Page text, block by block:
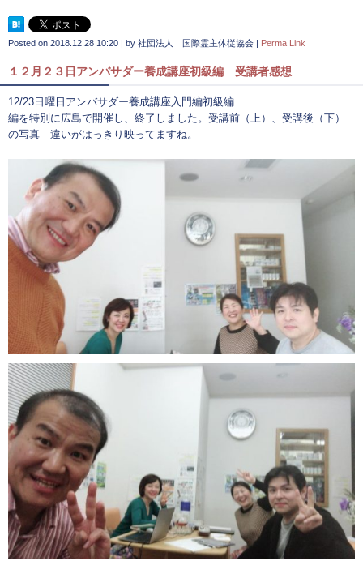
Posted on 2018.12.28 10:20 by 社団法人 国際霊主体従協会 Perma Link
１２月２３日アンバサダー養成講座初級編 受講者感想
12/23日曜日アンバサダー養成講座入門編初級編
編を特別に広島で開催し、終了しました。受講前（上）、受講後（下）
の写真 違いがはっきり映ってますね。